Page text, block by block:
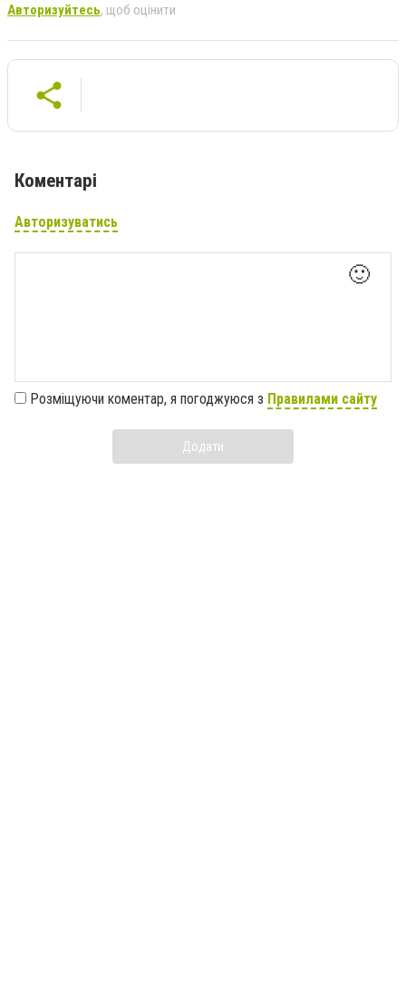
Авторизуйтесь, щоб оцінити
Коментарі
Авторизуватись
🙂
Розміщуючи коментар, я погоджуюся з Правилами сайту
Додати